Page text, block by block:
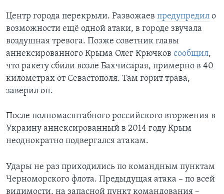
Центр города перекрыли. Развожаев предупредил о
возможности ещё одной атаки, в городе звучала
воздушная тревога. Позже советник главы
аннексированного Крыма Олег Крючков сообщил,
что ракету сбили возле Бахчисарая, примерно в 40
километрах от Севастополя. Там горит трава,
заверил он.
После полномасштабного российского вторжения в
Украину аннексированный в 2014 году Крым
неоднократно подвергался атакам.
Удары не раз приходились по командным пунктам
Черноморского флота. Предыдущая атака – по всей
видимости, на запасной пункт командования –